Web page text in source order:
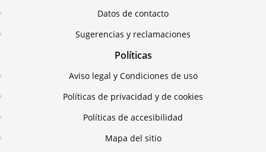
Datos de contacto
Sugerencias y reclamaciones
Políticas
Aviso legal y Condiciones de uso
Políticas de privacidad y de cookies
Políticas de accesibilidad
Mapa del sitio